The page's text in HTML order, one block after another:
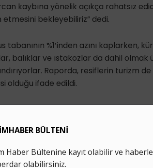
kaybına yönelik açıkça rahatsız
bekleyebiliriz” dedi.
%1’inden azını kaplarken,
balıklar ve ıstakozlar da dahil olmak
Raporda, resiflerin turizm
olduğu ifade edildi.